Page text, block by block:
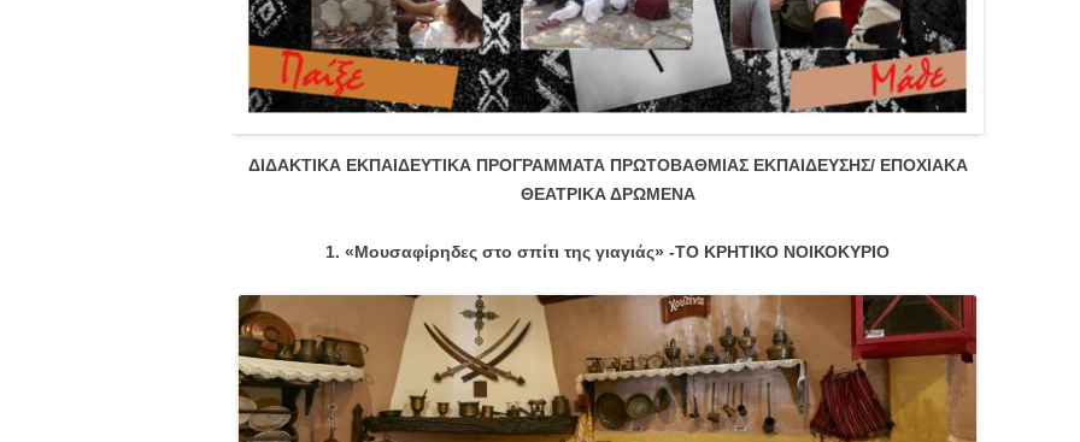
ΔΙΔΑΚΤΙΚΑ ΕΚΠΑΙΔΕΥΤΙΚΑ ΠΡΟΓΡΑΜΜΑΤΑ ΠΡΩΤΟΒΑΘΜΙΑΣ ΕΚΠΑΙΔΕΥΣΗΣ/ ΕΠΟΧΙΑΚΑ
ΘΕΑΤΡΙΚΑ ΔΡΩΜΕΝΑ
1. «Μουσαφίρηδες στο σπίτι της γιαγιάς» -ΤΟ ΚΡΗΤΙΚΟ ΝΟΙΚΟΚΥΡΙΟ